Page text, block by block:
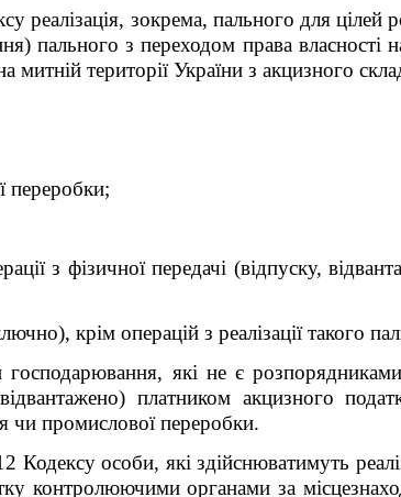
реалізація, зокрема, пального для цілей
пального з переходом права власності
митній території України з акцизного
переробки;
з фізичної передачі (відпуску,
крім операцій з реалізації такого
які не є
платником акцизного
чи промислової переробки.
особи, які здійснюватимуть
контролюючими органами за